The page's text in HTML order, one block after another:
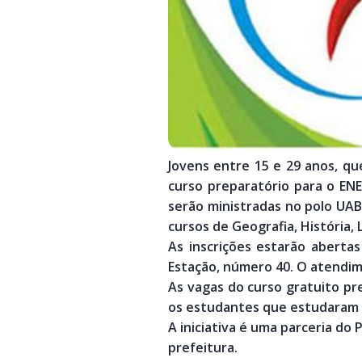
Jovens entre 15 e 29 anos,
curso preparatório para o
serão ministradas no polo
cursos de Geografia, História,
As inscrições estarão
Estação, número 40. O
As vagas do curso gratuito
os estudantes que estudaram
A iniciativa é uma parceria do
prefeitura.